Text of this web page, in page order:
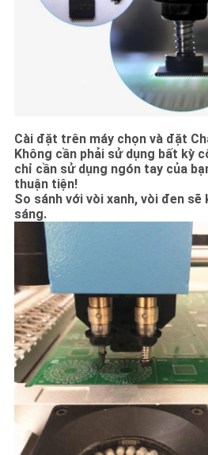
Cài đặt trên máy chọn và đặt
Không cần phải sử dụng bất kỳ
chỉ cần sử dụng ngón tay của
thuận tiện!
So sánh với vòi xanh, vòi đen sẽ
sáng.